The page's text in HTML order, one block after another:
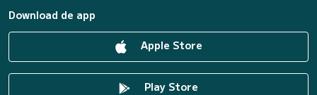
Download de app
Apple Store
Play Store